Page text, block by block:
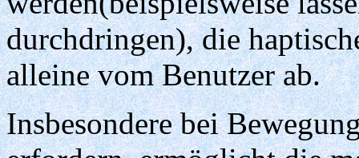
durchdringen), die
alleine vom Benutzer ab.
Insbesondere bei